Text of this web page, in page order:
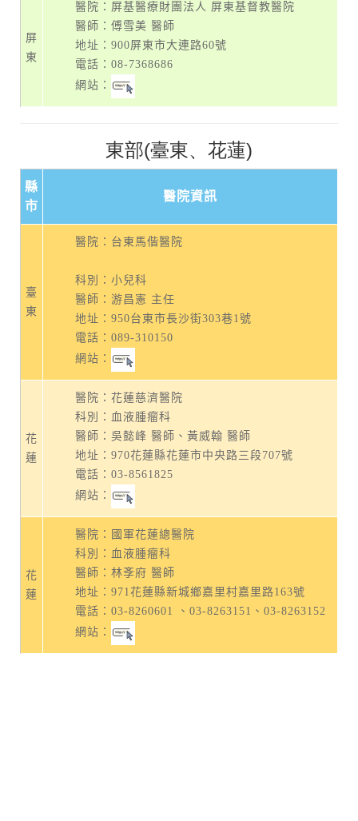
屏
東
醫院：屏基醫療財團法人 屏東基督教醫院
醫師：傅雪美 醫師
地址： 900屏東市大連路60號
電話： 08-7368686
網站：
東部(臺東、花蓮)
縣
市
醫院資訊
臺
東
醫院：台東馬偕醫院
科別：小兒科
醫師：游昌憲 主任
地址： 950台東市長沙街303巷1號
電話： 089-310150
網站：
花
蓮
醫院：花蓮慈濟醫院
科別：血液腫瘤科
醫師：吳懿峰 醫師、黃威翰 醫師
地址： 970花蓮縣花蓮市中央路三段707號
電話： 03-8561825
網站：
花
蓮
醫院：國軍花蓮總醫院
科別：血液腫瘤科
醫師：林斈府 醫師
地址： 971花蓮縣新城鄉嘉里村嘉里路163號
電話： 03-8260601 、 03-8263151 、 03-8263152
網站：